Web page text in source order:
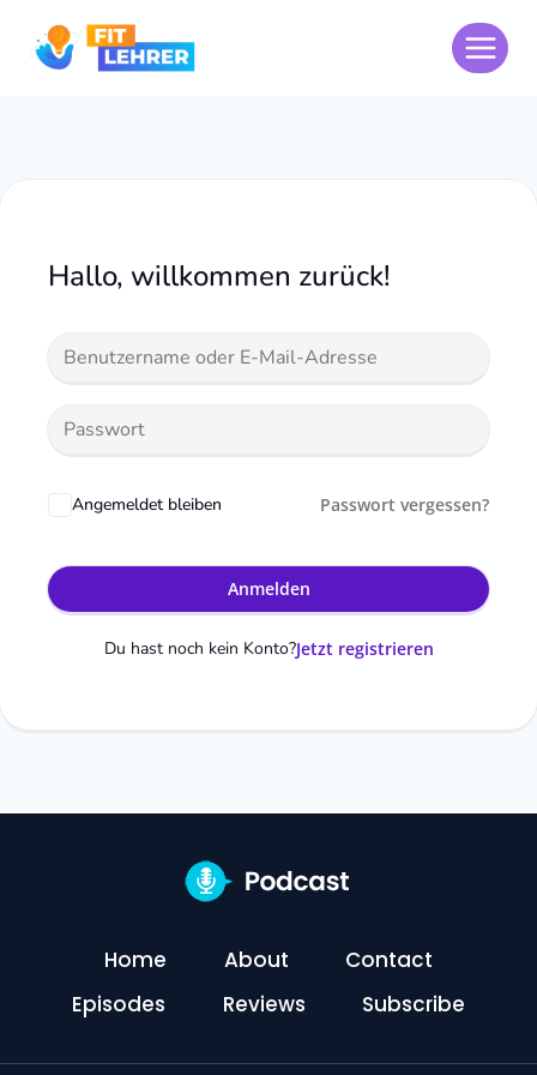
Inhalt
Hallo, willkommen zurück!
Angemeldet bleiben Passwort vergessen?
Anmelden
Du hast noch kein Konto?Jetzt registrieren
Home About
Contact
Episodes
Reviews Subscribe